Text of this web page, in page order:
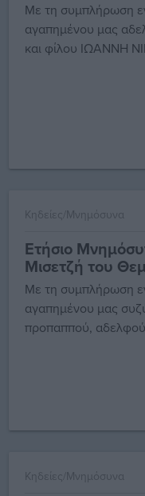
Με τη συμπλήρωση
αγαπημένου μας
και φίλου ΙΩΑΝΝΗ
Κηδείες/Μνημόσυνα
Ετήσιο
Μισετζή του
Με τη συμπλήρωση
αγαπημένου μας
προπαππού,
Κηδείες/Μνημόσυνα